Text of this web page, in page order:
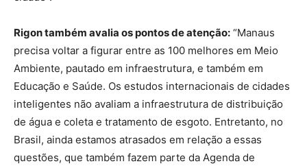
Rigon também avalia os pontos de atenção: “Manaus
precisa voltar a figurar entre as 100 melhores em Meio
Ambiente, pautado em infraestrutura, e também em
Educação e Saúde. Os estudos internacionais de cidades
inteligentes não avaliam a infraestrutura de distribuição
de água e coleta e tratamento de esgoto. Entretanto, no
Brasil, ainda estamos atrasados em relação a essas
questões, que também fazem parte da Agenda de